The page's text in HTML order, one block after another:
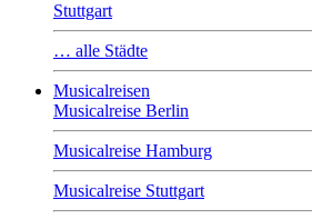
Stuttgart
… alle Städte
Musicalreisen
Musicalreise Berlin
Musicalreise Hamburg
Musicalreise Stuttgart